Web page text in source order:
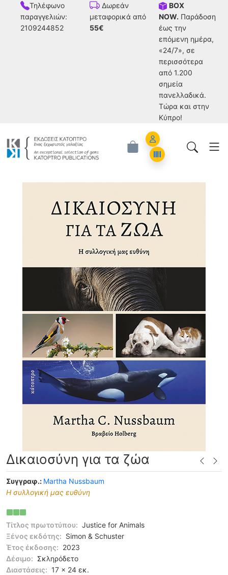
Τηλέφωνο
παραγγελιών:
2109244852
Δωρεάν
μεταφορικά από
55€
BOX
NOW. Παράδοση
έως την
επόμενη ημέρα,
«24/7», σε
περισσότερα
από 1.200
σημεία
πανελλαδικά.
Tώρα και στην
Κύπρο!
Account
Orders
Δικαιοσύνη για τα ζώα
Συγγραφ.: Martha Nussbaum
Η συλλογική μας ευθύνη
Τίτλος πρωτοτύπου: Justice for Animals
Ξένος εκδότης: Simon & Schuster
Έτος έκδοσης: 2023
Δέσιμο: Σκληρόδετο
Διαστάσεις: 17 x 24 εκ.